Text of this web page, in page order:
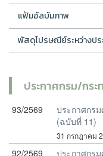
แฟ้มอัลบัมภาพ
พัสดุไปรษณีย์ระหว่างปร
ประกาศกรม/กระ
93/2569
ประกาศกร
(ฉบับที่ 11)
31 กรกฎาคม
92/2569
ประกาศกร